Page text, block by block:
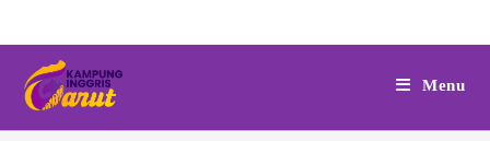
content
Menu